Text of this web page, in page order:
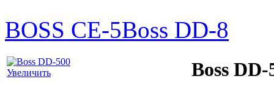
BOSS CE-5Boss DD-8
Увеличить Boss DD-